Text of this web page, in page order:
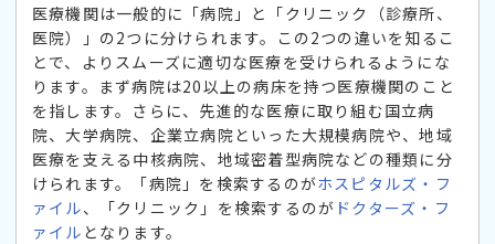
医療機関は一般的に「病院」と「クリニック（診療所、
医院）」の2つに分けられます。この2つの違いを知るこ
とで、よりスムーズに適切な医療を受けられるようにな
ります。まず病院は20以上の病床を持つ医療機関のこと
を指します。さらに、先進的な医療に取り組む国立病
院、大学病院、企業立病院といった大規模病院や、地域
医療を支える中核病院、地域密着型病院などの種類に分
けられます。「病院」を検索するのがホスピタルズ・フ
ァイル、「クリニック」を検索するのが ドクターズ・フ
ァイル となります。